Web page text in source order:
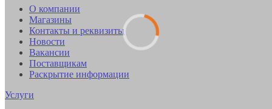
О компании
Магазины
Контакты и реквизиты
Новости
Вакансии
Поставщикам
Раскрытие информации
Услуги